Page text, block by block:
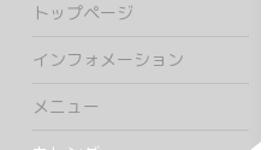
トップページ
インフォメーション
メニュー